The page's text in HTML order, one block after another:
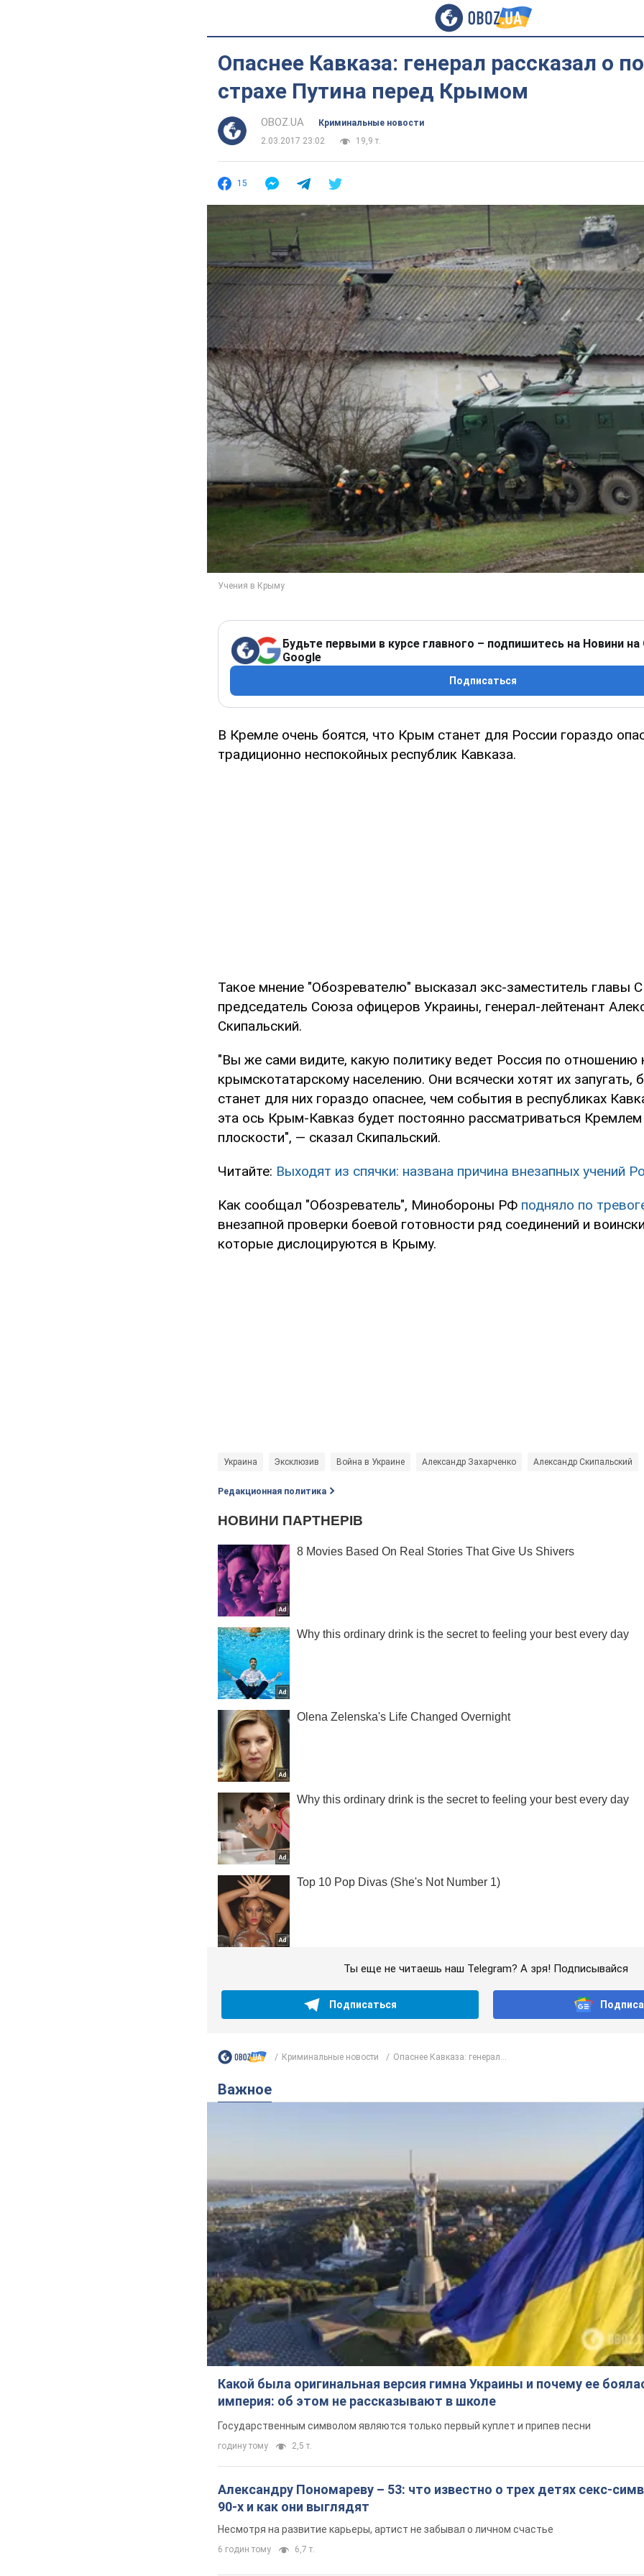
Опаснее Кавказа: генерал рассказал о
страхе Путина перед Крымом
OBOZ.UA
Криминальные новости
2.03.2017 23:02
19,9 т.
15
Будьте первыми в курсе главного – подпишитесь на Новини на
Google
Подписаться
В Кремле очень боятся, что Крым станет для России гораздо
традиционно неспокойных республик Кавказа.
Такое мнение "Обозревателю" высказал экс-заместитель главы
председатель Союза офицеров Украины, генерал-лейтенант
Скипальский.
"Вы же сами видите, какую политику ведет Россия по отношению
крымскотатарскому населению. Они всячески хотят их запугать,
станет для них гораздо опаснее, чем события в республиках
эта ось Крым-Кавказ будет постоянно рассматриваться
плоскости", — сказал Скипальский.
Читайте: Выходят из спячки: названа причина внезапных учений
Как сообщал "Обозреватель", Минобороны РФ подняло по
внезапной проверки боевой готовности ряд соединений и
которые дислоцируются в Крыму.
Украина Эксклюзив Война в Украине Александр Захарченко Александр Скипальский
Редакционная политика
Ты еще не читаешь наш Telegram? А зря! Подписывайся
Подписаться
Криминальные новости Опаснее Кавказа: генерал...
Важное
Какой была оригинальная версия гимна Украины и почему ее
империя: об этом не рассказывают в школе
Государственным символом являются только первый куплет и припев песни
годину тому 2,5 т.
Александру Пономареву – 53: что известно о трех детях секс-
90-х и как они выглядят
Несмотря на развитие карьеры, артист не забывал о личном счастье
6 годин тому 6,7 т.